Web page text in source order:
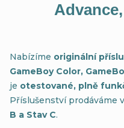
Nabízíme originální
GameBoy Color,
je otestované, plně
Příslušenství prodáváme
B a Stav C.